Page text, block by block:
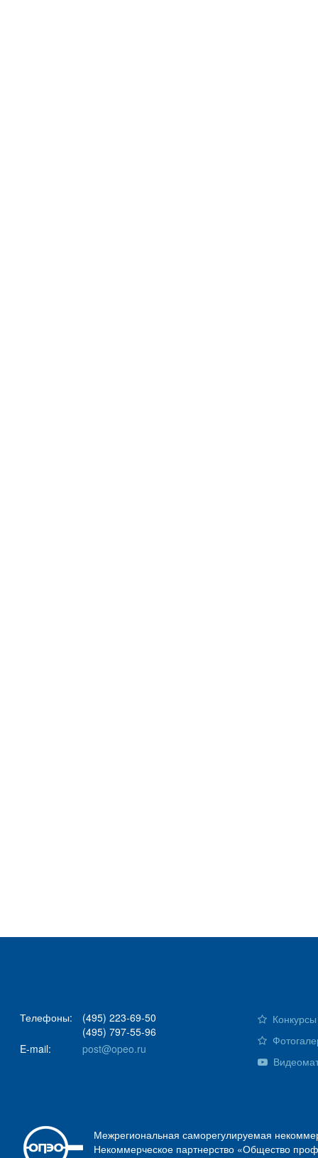
Телефоны:
(495) 223-69-50
(495) 797-55-96
E-mail:
post@opeo.ru
Межрегиональная саморегулируемая
Некоммерческое партнерство «Общество